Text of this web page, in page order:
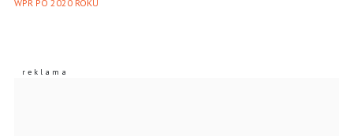
WPR PO 2020 ROKU